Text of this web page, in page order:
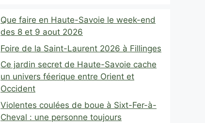
Que faire en Haute-Savoie le week-end
des 8 et 9 aout 2026
Foire de la Saint-Laurent 2026 à Fillinges
Ce jardin secret de Haute-Savoie cache
un univers féerique entre Orient et
Occident
Violentes coulées de boue à Sixt-Fer-à-
Cheval : une personne toujours